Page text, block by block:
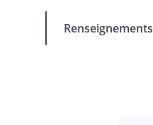
Renseignements